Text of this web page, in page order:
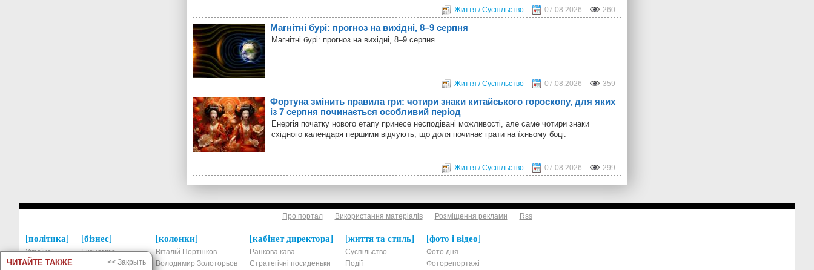
ЧИТАЙТЕ ТАКЖЕ << Закрыть
Життя / Суспільство 07.08.2026 260
Магнітні бурі: прогноз на вихідні, 8–9 серпня
Магнітні бурі: прогноз на вихідні, 8–9 серпня
Життя / Суспільство 07.08.2026 359
Фортуна змінить правила гри: чотири знаки китайського гороскопу, для яких
із 7 серпня починається особливий період
Енергія початку нового етапу принесе несподівані можливості, але саме чотири знаки
східного календаря першими відчують, що доля починає грати на їхньому боці.
Життя / Суспільство 07.08.2026 299
Про портал Використання матеріалів Розміщення реклами Rss
політика
Україна
Росія
бізнес
Економіка
Фінанси та банки
колонки
Віталій Портніков
Володимир Золоторьов
кабінет директора
Ранкова кава
Стратегічні посиденьки
життя та стиль
Суспільство
Події
фото і відео
Фото дня
Фоторепортажі